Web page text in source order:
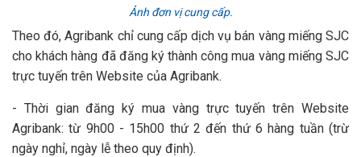
Ảnh đơn vị cung cấp.
Theo đó, Agribank chỉ cung cấp dịch vụ bán vàng miếng SJC
cho khách hàng đã đăng ký thành công mua vàng miếng SJC
trực tuyến trên Website của Agribank.
- Thời gian đăng ký mua vàng trực tuyến trên Website
Agribank: từ 9h00 - 15h00 thứ 2 đến thứ 6 hàng tuần (trừ
ngày nghỉ, ngày lễ theo quy định).